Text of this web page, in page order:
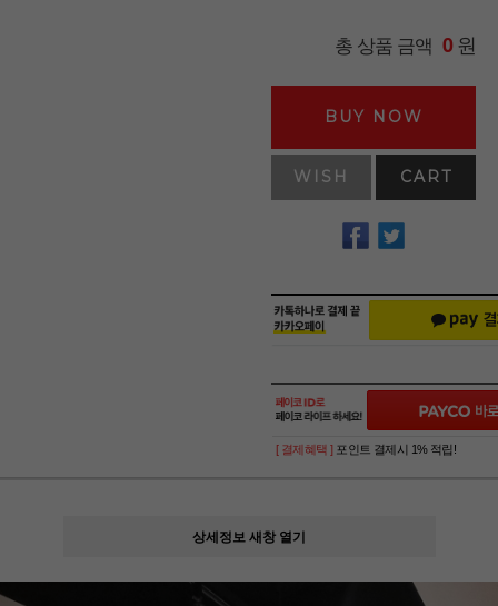
총 상품 금액 0원
BUY NOW
WISH CART
[ 결제혜택 ] 포인트 결제시 1% 적립!
상세정보 새창 열기